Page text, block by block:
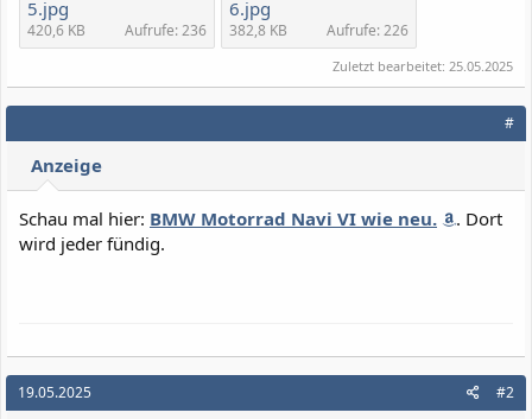
5.jpg
420,6 KB Aufrufe: 236
6.jpg
382,8 KB Aufrufe: 226
Zuletzt bearbeitet: 25.05.2025
#
Anzeige
Schau mal hier: BMW Motorrad Navi VI wie neu.
. Dort
wird jeder fündig.
19.05.2025 #2